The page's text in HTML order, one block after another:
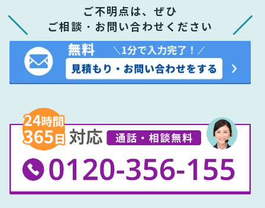
ご不明点は、ぜひ
ご相談・お問い合わせください